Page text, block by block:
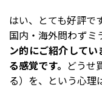
はい、とても好評です
国内・海外問わずミ
ン的にご紹介して
る感覚です。 どうせ
る）を、という心理